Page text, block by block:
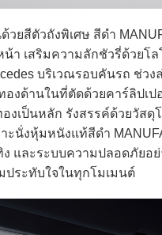
ตัวถังพิเศษ สีดำ
า เสริมความลักชัวรี่ด้วยโ
บริเวณรอบคันรถ ช่
งด้านในที่ตัดด้วยคาร์ลิปเป
งเป็นหลัก รังสรรค์ด้วยวัส
ะนั่งหุ้มหนังแท้สีดำ
ง และระบบความปลอดภัย
ประทับใจในทุกโมเมนต์